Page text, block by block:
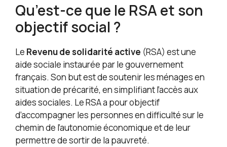
Qu’est-ce que le RSA et son
objectif social ?
Le Revenu de solidarité active (RSA) est une
aide sociale instaurée par le gouvernement
français. Son but est de soutenir les ménages en
situation de précarité, en simplifiant l’accès aux
aides sociales. Le RSA a pour objectif
d’accompagner les personnes en difficulté sur le
chemin de l’autonomie économique et de leur
permettre de sortir de la pauvreté.